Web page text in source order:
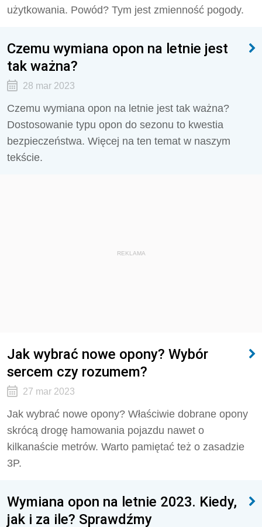
użytkowania. Powód? Tym jest zmienność pogody.
Czemu wymiana opon na letnie jest
tak ważna?
28 mar 2023
Czemu wymiana opon na letnie jest tak ważna?
Dostosowanie typu opon do sezonu to kwestia
bezpieczeństwa. Więcej na ten temat w naszym
tekście.
REKLAMA
Jak wybrać nowe opony? Wybór
sercem czy rozumem?
27 mar 2023
Jak wybrać nowe opony? Właściwie dobrane opony
skrócą drogę hamowania pojazdu nawet o
kilkanaście metrów. Warto pamiętać też o zasadzie
3P.
Wymiana opon na letnie 2023. Kiedy,
jak i za ile? Sprawdźmy